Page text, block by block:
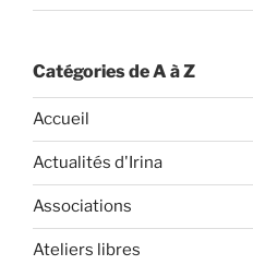
Catégories de A à Z
Accueil
Actualités d'Irina
Associations
Ateliers libres